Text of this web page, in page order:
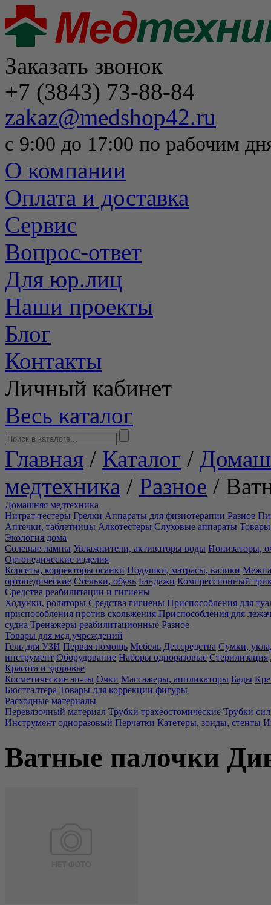
Заказать звонок
+7 (3843) 73-88-84
zakaz@medshop42.ru
с 9:00 до 17:00 по рабочим
О компании
Оплата и доставка
Сервис
Вопрос-ответ
Для юр.лиц
Наши проекты
Блог
Контакты
Личный кабинет
Весь каталог
Главная / Каталог /
медтехника / Разное /
Домашняя медтехника
Нитрат-тестеры Грелки Аппараты для физиотерапии Разное
Аптечки, таблетницы Алкотестеры Слуховые аппараты Товары
Экология дома
Солевые лампы Увлажнители, активаторы воды Ионизаторы,
Ортопедические изделия
Корсеты, корректоры осанки Подушки, матрасы, валики
ортопедические Стельки, обувь Бандажи Компрессионный
Средства реабилитации и гигиены
Ходунки, роляторы Средства гигиены Приспособления для
приспособления против скольжения Приспособления для
судна Тренажеры реабилитационные Разное
Товары для мед.учреждений
Гель для УЗИ Первая помощь Мебель Дез.средства Сумки,
инструмент Оборудование Наборы одноразовые Стерилизация
Красота и здоровье
Косметические ап-ты Очки Массажеры, аппликаторы Бады
Бюстгалтера Товары для коррекции фигуры
Расходные материалы
Перевязочный материал Трубки трахеостомические Трубки
Инструмент одноразовый Перчатки Катетеры, зонды, стенты
Ватные палочки